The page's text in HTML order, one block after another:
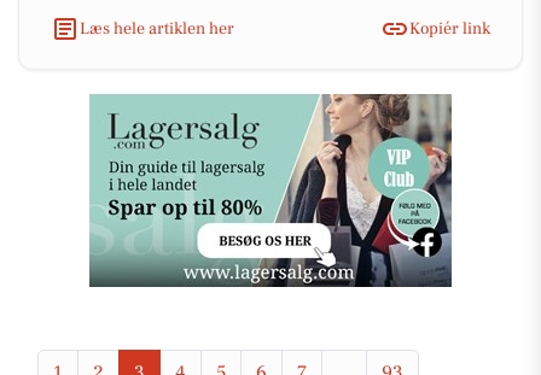
Læs hele artiklen her
Kopiér link